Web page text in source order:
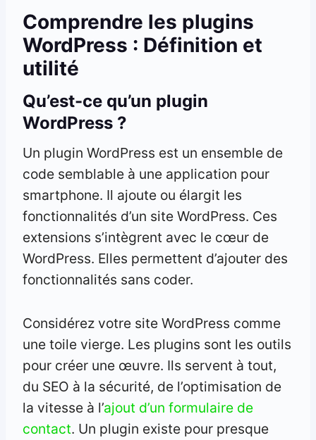
Comprendre les plugins
WordPress : Définition et
utilité
Qu’est-ce qu’un plugin
WordPress ?
Un plugin WordPress est un ensemble de
code semblable à une application pour
smartphone. Il ajoute ou élargit les
fonctionnalités d’un site WordPress. Ces
extensions s’intègrent avec le cœur de
WordPress. Elles permettent d’ajouter des
fonctionnalités sans coder.
Considérez votre site WordPress comme
une toile vierge. Les plugins sont les outils
pour créer une œuvre. Ils servent à tout,
du SEO à la sécurité, de l’optimisation de
la vitesse à l’ajout d’un formulaire de
contact. Un plugin existe pour presque